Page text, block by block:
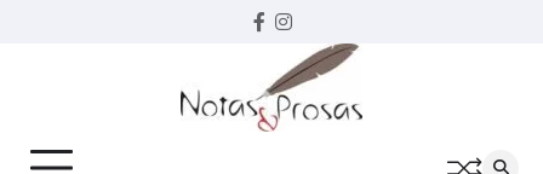
Facebook
instagram